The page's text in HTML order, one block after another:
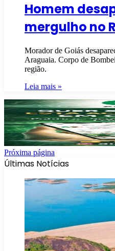
Homem
mergulho no
Morador de Goiás
Araguaia. Corpo de
região.
Leia mais »
Próxima página
Últimas Notícias